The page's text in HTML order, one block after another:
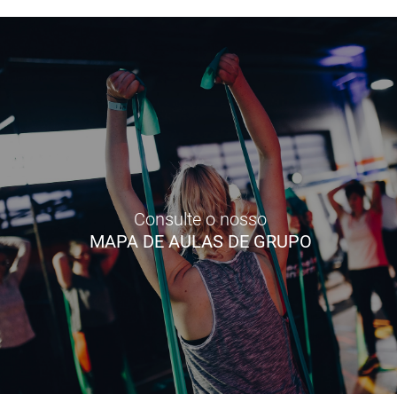
Consulte o nosso
MAPA DE AULAS DE GRUPO